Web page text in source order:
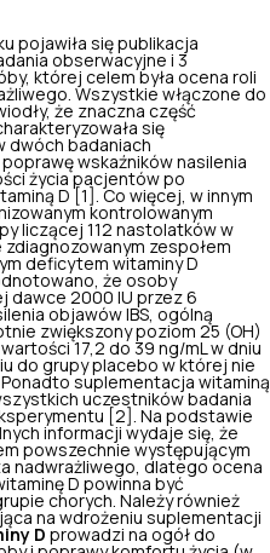
pojawiła się publikacja
obserwacyjne i 3
której celem była ocena roli
Wszystkie włączone do
że znaczna część
się
dwóch badaniach
wskaźników nasilenia
życia pacjentów po
D [1]. Co więcej, w innym
kontrolowanym
liczącej 112 nastolatków w
zdiagnozowanym zespołem
deficytem witaminy D
że osoby
dawce 2000 IU przez 6
objawów IBS, ogólną
zwiększony poziom 25 (OH)
17,2 do 39 ng/mL w dniu
do grupy placebo w której nie
suplementacja witaminą
uczestników badania
[2]. Na podstawie
informacji wydaje się, że
powszechnie występującym
nadwrażliwego, dlatego ocena
D powinna być
chorych. Należy również
na wdrożeniu suplementacji
D prowadzi na ogół do